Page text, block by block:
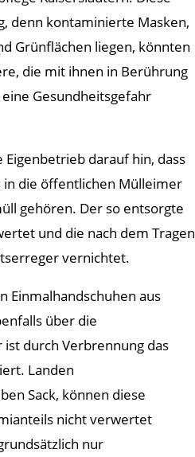
denn kontaminierte Masken,
Grünflächen liegen, könnten
die mit ihnen in Berührung
Gesundheitsgefahr
darauf hin, dass
in die öffentlichen Mülleimer
gehören. Der so entsorgte
und die nach dem Tragen
vernichtet.
Einmalhandschuhen aus
über die
durch Verbrennung das
Landen
Sack, können diese
nicht verwertet
nur